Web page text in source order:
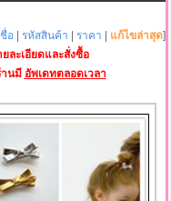
ชื่อ รหัสสินค้า ราคา แก้ไขล่าสุด]
ละเอียดและสั่งซื้อ
นมี อัพเดทตลอดเวลา